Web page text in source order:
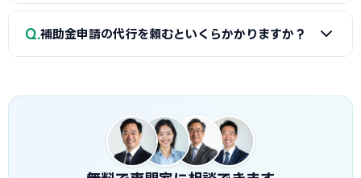
メーカーまたは省エネ診断機関の協力が必要です。総社商工
会議所で対象設備・申請書類の確認と診断機関の紹介を受け
A
指定設備導入事業は事前登録された省エネ設備から選ぶ
Q 補助金申請の代行を頼むといくらかかりますか？
す。当サイトでは総社市に対応した専門家を無料でご紹介して